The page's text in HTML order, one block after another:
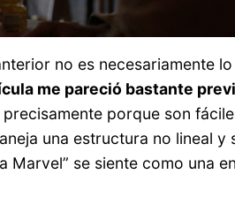
no es necesariamente
me pareció bastante
porque son
una estructura no lineal
se siente como una